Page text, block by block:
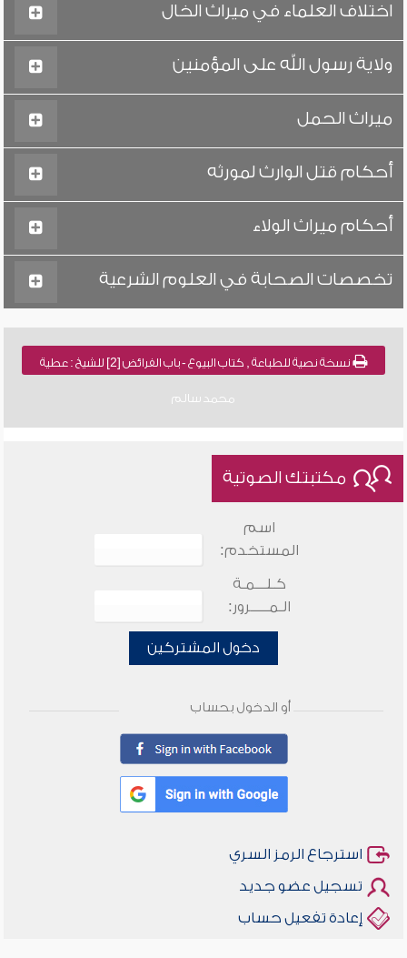
اختلاف العلماء في ميراث الخال
ولاية رسول الله على المؤمنين
ميراث الحمل
أحكام قتل الوارث لمورثه
أحكام ميراث الولاء
تخصصات الصحابة في العلوم الشرعية
نسخة نصية للطباعة , كتاب البيوع - باب الفرائض [2] للشيخ : عطية
محمد سالم
مكتبتك الصوتية
اسم
المستخدم:
كـلـــمـة
الـمـــــرور:
دخول المشتركين
أو الدخول بحساب
استرجاع الرمز السري
تسجيل عضو جديد
إعادة تفعيل حساب